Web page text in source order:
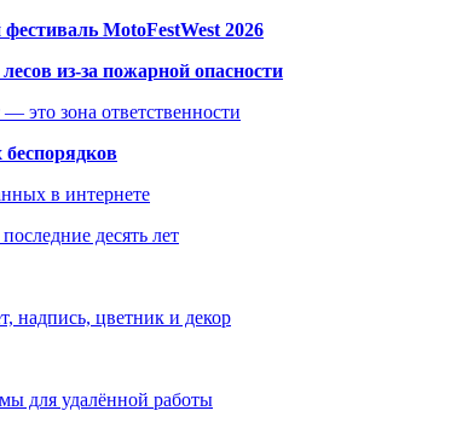
MotoFestWest 2026
из-за пожарной опасности
это зона ответственности
в интернете
десять лет
надпись, цветник и декор
для удалённой работы